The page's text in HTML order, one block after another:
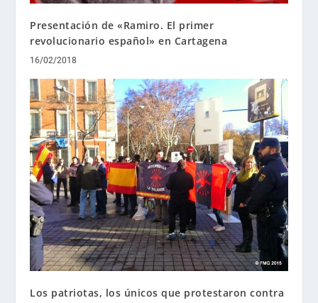
Presentación de «Ramiro. El primer
revolucionario español» en Cartagena
16/02/2018
Los patriotas, los únicos que protestaron contra